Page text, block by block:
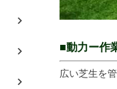
■動力ー作
広い芝生を